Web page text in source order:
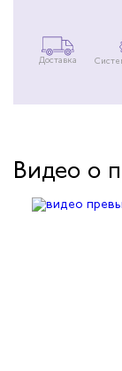
Доставка
Видео о